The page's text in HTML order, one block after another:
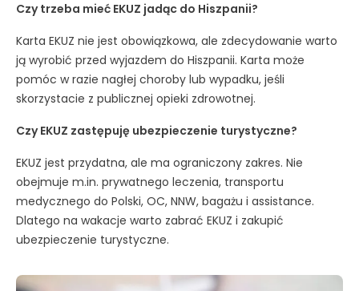
Czy trzeba mieć EKUZ jadąc do Hiszpanii?
Karta EKUZ nie jest obowiązkowa, ale zdecydowanie warto
ją wyrobić przed wyjazdem do Hiszpanii. Karta może
pomóc w razie nagłej choroby lub wypadku, jeśli
skorzystacie z publicznej opieki zdrowotnej.
Czy EKUZ zastępuję ubezpieczenie turystyczne?
EKUZ jest przydatna, ale ma ograniczony zakres. Nie
obejmuje m.in. prywatnego leczenia, transportu
medycznego do Polski, OC, NNW, bagażu i assistance.
Dlatego na wakacje warto zabrać EKUZ i zakupić
ubezpieczenie turystyczne.